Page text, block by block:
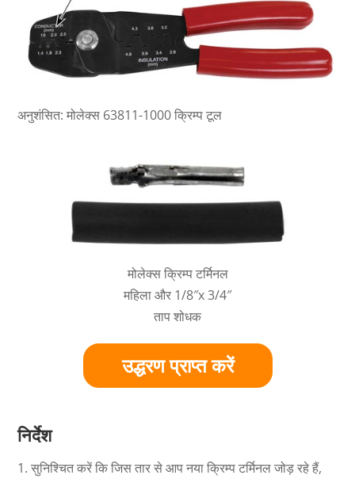
अनुशंसित: मोलेक्स 63811-1000 क्रिम्प टूल
मोलेक्स क्रिम्प टर्मिनल
महिला और 1/8″x 3/4″
ताप शोधक
उद्धरण प्राप्त करें
निर्देश
1. सुनिश्चित करें कि जिस तार से आप नया क्रिम्प टर्मिनल जोड़ रहे हैं,